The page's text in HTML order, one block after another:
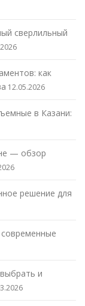
сверлильный
как
12.05.2026
в Казани:
— обзор
решение для
и